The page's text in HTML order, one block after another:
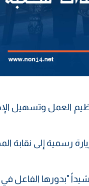
العمل وتسهيل
رسمية إلى نقابة
"بدورها الفاعل